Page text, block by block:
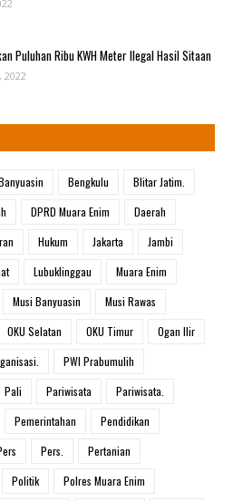
Puluhan Ribu KWH Meter Ilegal Hasil Sitaan
2022
Bengkulu
Blitar Jatim.
DPRD Muara Enim
Daerah
Hukum Jakarta
Jambi
Lubuklinggau
Muara Enim
Musi Banyuasin
Musi Rawas
OKU Selatan OKU Timur
Ogan Ilir
PWI Prabumulih
Pali Pariwisata
Pariwisata.
Pemerintahan
Pendidikan
Pers.
Pertanian
Politik
Polres Muara Enim